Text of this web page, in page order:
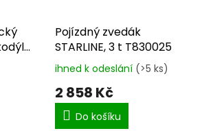
Pojízdný zvedák
STARLINE, 3 t T830025
Průměrné
produktu
4,0
ihned k odeslání (>5 ks)
2 858 Kč
Do košíku